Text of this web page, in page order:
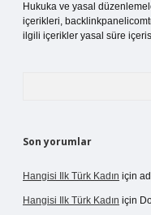
Hukuka ve yasal
içerikleri,
ilgili içerikler yasal süre
Son yorumlar
Hangisi Ilk Türk Kadın için
Hangisi Ilk Türk Kadın için